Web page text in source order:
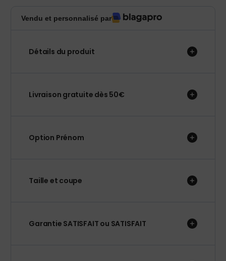
Vendu et personnalisé par
Détails du produit
Livraison gratuite dès 50€
Option Prénom
Taille et coupe
Garantie SATISFAIT ou SATISFAIT